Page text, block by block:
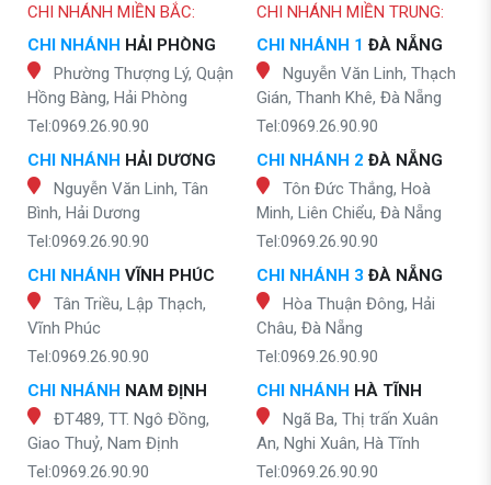
CHI NHÁNH MIỀN BẮC:
CHI NHÁNH HẢI PHÒNG
Phường Thượng Lý, Quận
Hồng Bàng, Hải Phòng
Tel:0969.26.90.90
CHI NHÁNH HẢI DƯƠNG
Nguyễn Văn Linh, Tân
Bình, Hải Dương
Tel:0969.26.90.90
CHI NHÁNH VĨNH PHÚC
Tân Triều, Lập Thạch,
Vĩnh Phúc
Tel:0969.26.90.90
CHI NHÁNH NAM ĐỊNH
ĐT489, TT. Ngô Đồng,
Giao Thuỷ, Nam Định
Tel:0969.26.90.90
CHI NHÁNH MIỀN TRUNG:
CHI NHÁNH 1 ĐÀ NẴNG
Nguyễn Văn Linh, Thạch
Gián, Thanh Khê, Đà Nẵng
Tel:0969.26.90.90
CHI NHÁNH 2 ĐÀ NẴNG
Tôn Đức Thắng, Hoà
Minh, Liên Chiểu, Đà Nẵng
Tel:0969.26.90.90
CHI NHÁNH 3 ĐÀ NẴNG
Hòa Thuận Đông, Hải
Châu, Đà Nẵng
Tel:0969.26.90.90
CHI NHÁNH HÀ TĨNH
Ngã Ba, Thị trấn Xuân
An, Nghi Xuân, Hà Tĩnh
Tel:0969.26.90.90